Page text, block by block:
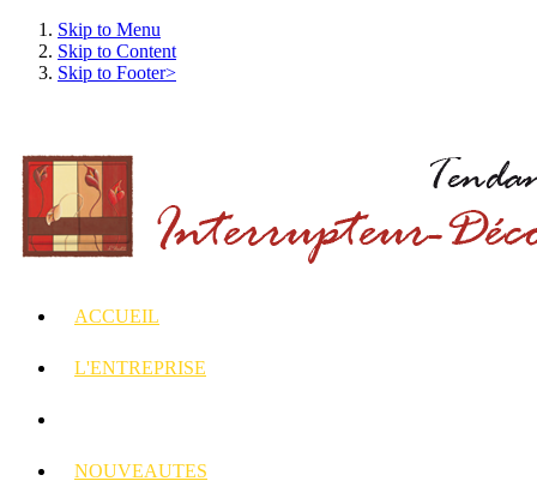
Skip to Menu
Skip to Content
Skip to Footer>
ACCUEIL
L'ENTREPRISE
NOUVEAUTES